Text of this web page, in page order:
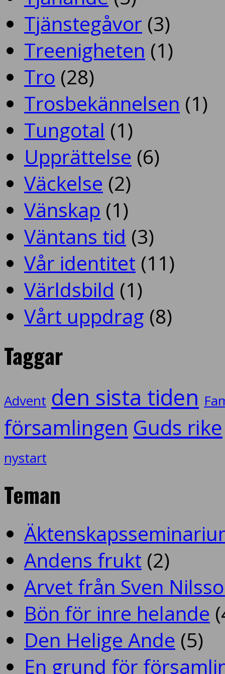
Tjänstegåvor (3)
Treenigheten (1)
Tro (28)
Trosbekännelsen (1)
Tungotal (1)
Upprättelse (6)
Väckelse (2)
Vänskap (1)
Väntans tid (3)
Vår identitet (11)
Världsbild (1)
Vårt uppdrag (8)
Taggar
Advent den sista tiden
församlingen Guds rike
nystart
Teman
Andens frukt (2)
Arvet från Sven
Bön för inre helande
Den Helige Ande (5)
En grund för